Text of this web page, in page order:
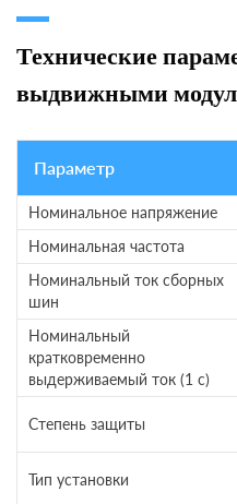
Технические
выдвижными
Параметр
Номинальное напряжение
Номинальная частота
Номинальный ток сборных
шин
Номинальный
кратковременно
выдерживаемый ток (1 с)
Степень защиты
Тип установки